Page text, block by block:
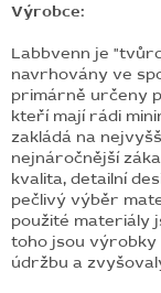
Výrobce:
Labbvenn je
navrhovány ve
primárně určeny
kteří mají rádi
zakládá na
nejnáročnější
kvalita, detailní
pečlivý výběr
použité materiály
toho jsou výrobky
údržbu a